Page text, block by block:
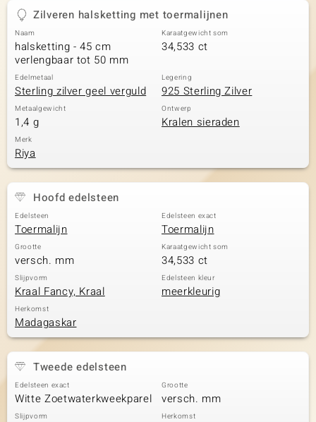
Zilveren halsketting met toermalijnen
Naam
halsketting - 45 cm
verlengbaar tot 50 mm
Karaatgewicht som
34,533 ct
Edelmetaal
Sterling zilver geel verguld
Legering
925 Sterling Zilver
Metaalgewicht
1,4 g
Ontwerp
Kralen sieraden
Merk
Riya
Hoofd edelsteen
Edelsteen
Toermalijn
Edelsteen exact
Toermalijn
Grootte
versch. mm
Karaatgewicht som
34,533 ct
Slijpvorm
Kraal Fancy, Kraal
Edelsteen kleur
meerkleurig
Herkomst
Madagaskar
Tweede edelsteen
Edelsteen exact
Witte Zoetwaterkweekparel
Grootte
versch. mm
Slijpvorm Herkomst